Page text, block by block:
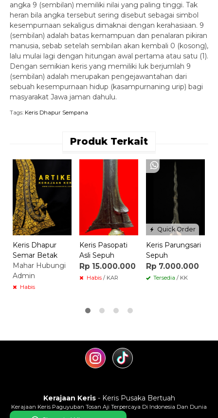
angka 9 (sembilan) memiliki nilai yang paling tinggi. Tak
heran bila angka tersebut sering disebut sebagai simbol
kesempurnaan sekaligus dimaknai dengan kerahasiaan. 9
(sembilan) adalah batas kemampuan dan penalaran pikiran
manusia, sebab setelah sembilan akan kembali 0 (kosong),
lalu mulai lagi dengan hitungan awal pertama atau satu (1).
Dengan semikian keris yang memiliki luk berjumlah 9
(sembilan) adalah merupakan pengejawantahan dari
sebuah kesempurnaan hidup (kasampurnaning urip) bagi
masyarakat Jawa jaman dahulu.
Tags: Keris Dhapur Sempana
Produk Terkait
Keris Dhapur
Semar Betak
Mahar Hubungi
Admin
Habis
Keris Pasopati
Asli Sepuh
Rp 15.000.000
Habis / KAR
Quick Order
Keris Parungsari
Sepuh
Rp 7.000.000
Tersedia / KK
Kerajaan Keris- Keris Pusaka Bertuah
Kerajaan Keris Paguyuban Tosan Aji Terpercaya Di Indonesia Dan Dunia